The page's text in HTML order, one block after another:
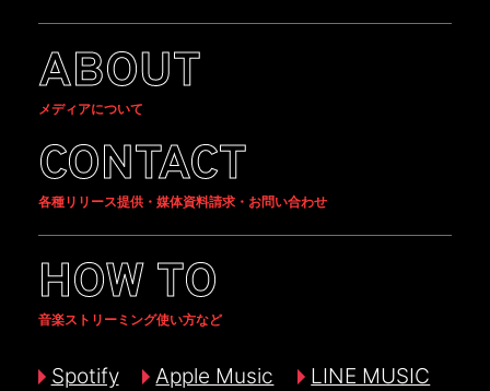
ABOUT
メディアについて
CONTACT
各種リリース提供・媒体資料請求・お問い合わせ
HOW TO
音楽ストリーミング使い方など
Spotify Apple Music
LINE MUSIC